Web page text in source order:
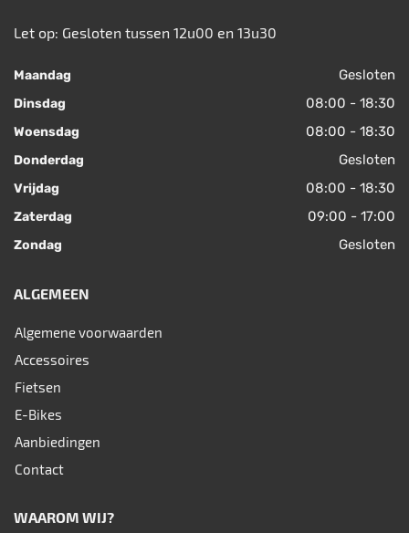
Let op: Gesloten tussen 12u00 en 13u30
Maandag Gesloten
Dinsdag 08:00 - 18:30
Woensdag 08:00 - 18:30
Donderdag Gesloten
Vrijdag 08:00 - 18:30
Zaterdag 09:00 - 17:00
Zondag Gesloten
ALGEMEEN
Algemene voorwaarden
Accessoires
Fietsen
E-Bikes
Aanbiedingen
Contact
WAAROM WIJ?